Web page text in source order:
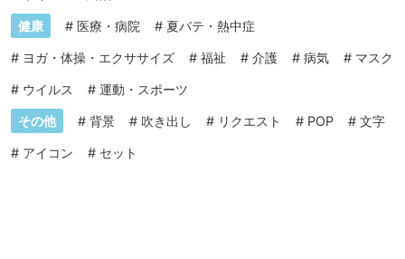
健康 # 医療・病院 # 夏バテ・熱中症
# ヨガ・体操・エクササイズ # 福祉 # 介護 # 病気 # マスク
# ウイルス # 運動・スポーツ
その他 # 背景 # 吹き出し # リクエスト # POP # 文字
# アイコン # セット